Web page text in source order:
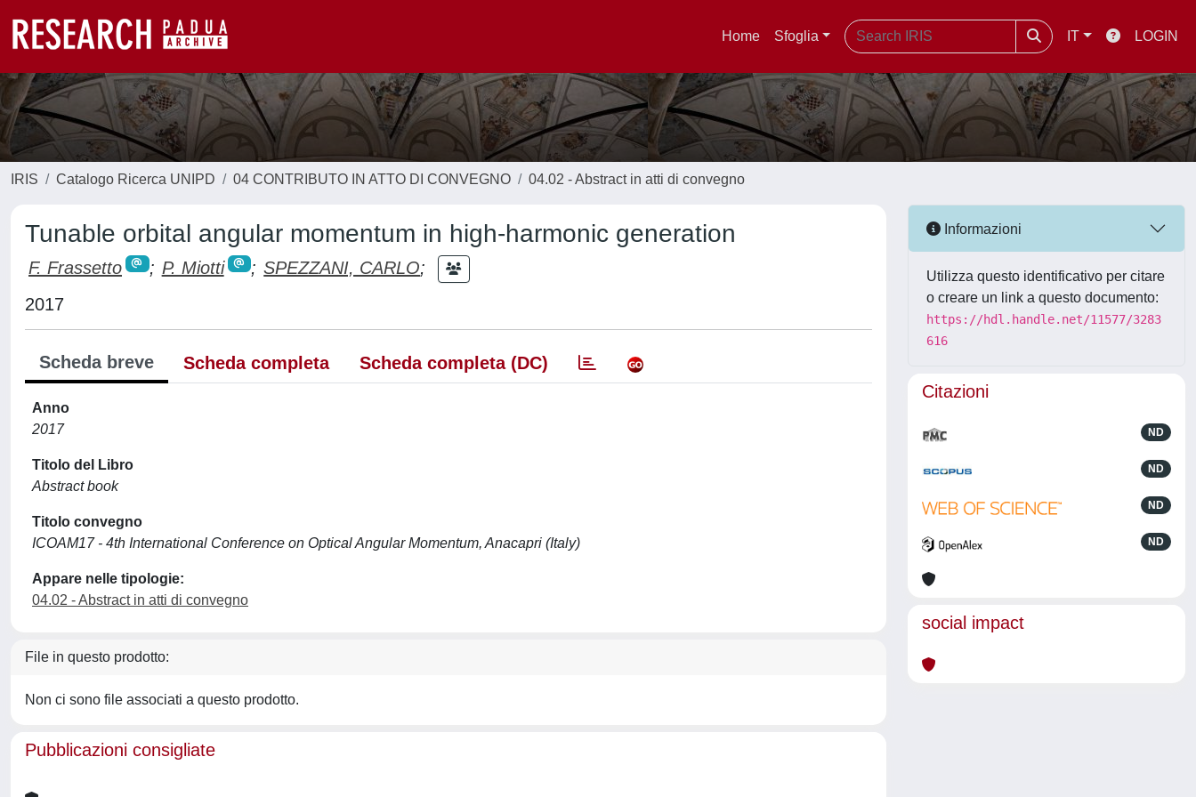
Home Sfoglia IT LOGIN
IRIS Catalogo Ricerca UNIPD 04 CONTRIBUTO IN ATTO DI CONVEGNO 04.02 - Abstract in atti di convegno
Tunable orbital angular momentum in high-harmonic generation
F. Frassetto ; P. Miotti ; SPEZZANI, CARLO;
2017
Scheda breve Scheda completa Scheda completa (DC)
Anno
2017
Titolo del Libro
Abstract book
Titolo convegno
ICOAM17 - 4th International Conference on Optical Angular Momentum, Anacapri (Italy)
Appare nelle tipologie:
04.02 - Abstract in atti di convegno
File in questo prodotto:
Non ci sono file associati a questo prodotto.
Pubblicazioni consigliate
Informazioni
Utilizza questo identificativo per citare
o creare un link a questo documento:
https://hdl.handle.net/11577/3283
616
Citazioni
ND
ND
ND
ND
social impact